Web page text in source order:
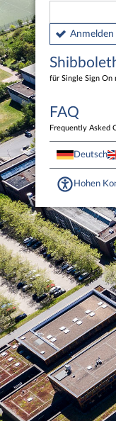
Anmelden
für Single Sign On
FAQ
Frequently Asked
Deutsch
Hohen